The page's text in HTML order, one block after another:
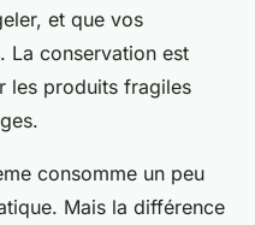
et que vos
La conservation est
les produits fragiles
consomme un peu
Mais la différence